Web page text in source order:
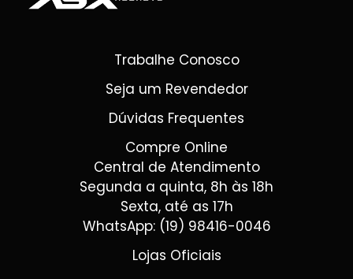
Trabalhe Conosco
Seja um Revendedor
Dúvidas Frequentes
Compre Online
Central de Atendimento
Segunda a quinta, 8h às 18h
Sexta, até as 17h
WhatsApp: (19) 98416-0046
Lojas Oficiais